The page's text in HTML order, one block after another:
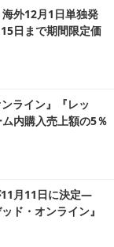
海外12月1日単独発
日まで期間限定価
ライン』『レッ
内購入売上額の5％
11月11日に決定―
ド・オンライン』